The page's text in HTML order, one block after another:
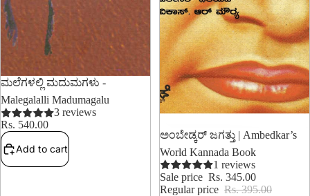
ಮಲೆಗಳಲ್ಲಿ ಮದುಮಗಳು -
Malegalalli Madumagalu
3 reviews
Rs. 540.00
Add to cart
12% OFF
ಅಂಬೇಡ್ಕರ್ ಜಗತ್ತು | Ambedkar’s
World Kannada Book
1 reviews
Sale price Rs. 345.00
Regular price Rs. 395.00